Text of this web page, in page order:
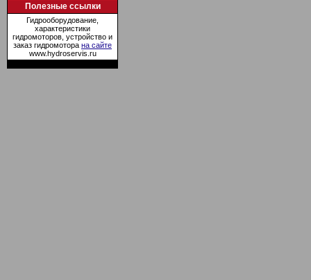
Полезные ссылки
Гидрооборудование,
характеристики
гидромоторов, устройство и
заказ гидромотора на сайте
www.hydroservis.ru